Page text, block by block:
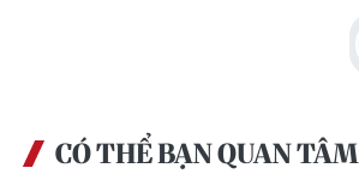
CÁC CHUYÊN TRANG
CÓ THỂ BẠN QUAN TÂM